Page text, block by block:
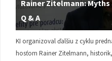
Rainer Zitelmann: Myths
Q & A
KI organizoval ďalšiu z cyklu
hosťom Rainer Zitelmann,